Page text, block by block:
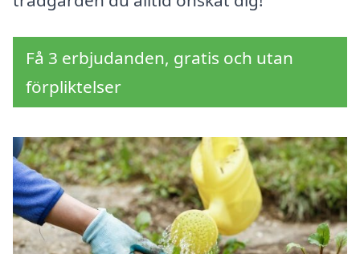
Få 3 erbjudanden, gratis och utan
förpliktelser